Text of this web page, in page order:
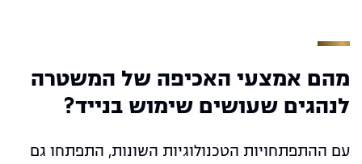
מהם אמצעי האכיפה של המשטרה
לנהגים שעושים שימוש בנייד?
עם ההתפתחויות הטכנולוגיות השונות, התפתחו גם